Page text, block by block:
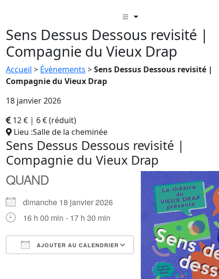
Sens Dessus Dessous revisité |
Compagnie du Vieux Drap
Accueil > Évènements >Sens Dessus Dessous revisité |
Compagnie du Vieux Drap
18 janvier 2026
12 € | 6 € (réduit)
Lieu :Salle de la cheminée
Sens Dessus Dessous revisité |
Compagnie du Vieux Drap
QUAND
dimanche 18 janvier 2026
16 h 00 min - 17 h 30 min
AJOUTER AU CALENDRIER
Outlook Live